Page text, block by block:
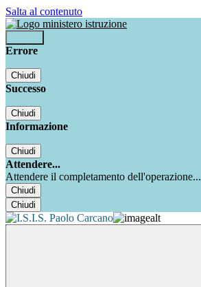
Salta al contenuto
Errore
Chiudi
Successo
Chiudi
Informazione
Chiudi
Attendere...
Attendere il completamento dell'operazione...
Chiudi
Chiudi